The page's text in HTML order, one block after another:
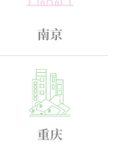
南京
重庆